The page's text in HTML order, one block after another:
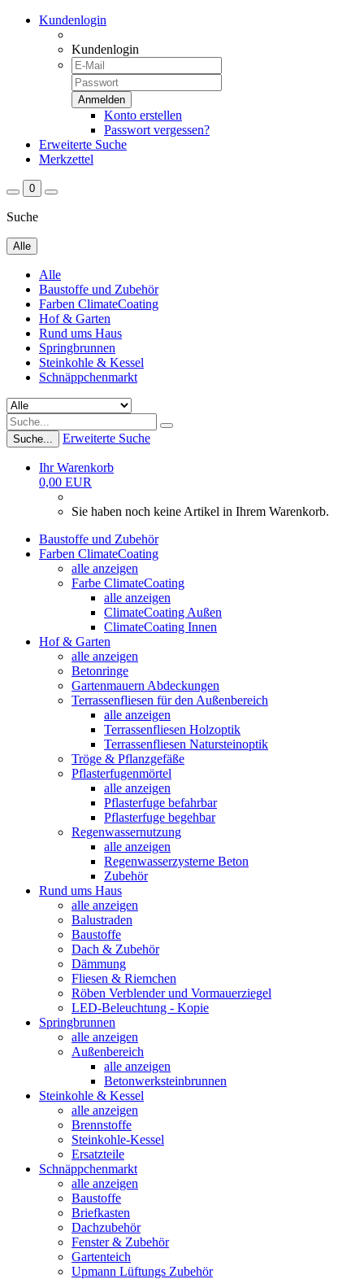
Kundenlogin
Kundenlogin
Konto erstellen
Passwort vergessen?
Erweiterte Suche
Merkzettel
0
Suche
Alle
Alle
Baustoffe und Zubehör
Farben ClimateCoating
Hof & Garten
Rund ums Haus
Springbrunnen
Steinkohle & Kessel
Schnäppchenmarkt
Suche... Erweiterte Suche
Ihr Warenkorb
0,00 EUR
Sie haben noch keine Artikel in Ihrem Warenkorb.
Baustoffe und Zubehör
Farben ClimateCoating
alle anzeigen
Farbe ClimateCoating
alle anzeigen
ClimateCoating Außen
ClimateCoating Innen
Hof & Garten
alle anzeigen
Betonringe
Gartenmauern Abdeckungen
Terrassenfliesen für den Außenbereich
alle anzeigen
Terrassenfliesen Holzoptik
Terrassenfliesen Natursteinoptik
Tröge & Pflanzgefäße
Pflasterfugenmörtel
alle anzeigen
Pflasterfuge befahrbar
Pflasterfuge begehbar
Regenwassernutzung
alle anzeigen
Regenwasserzysterne Beton
Zubehör
Rund ums Haus
alle anzeigen
Balustraden
Baustoffe
Dach & Zubehör
Dämmung
Fliesen & Riemchen
Röben Verblender und Vormauerziegel
LED-Beleuchtung - Kopie
Springbrunnen
alle anzeigen
Außenbereich
alle anzeigen
Betonwerksteinbrunnen
Steinkohle & Kessel
alle anzeigen
Brennstoffe
Steinkohle-Kessel
Ersatzteile
Schnäppchenmarkt
alle anzeigen
Baustoffe
Briefkasten
Dachzubehör
Fenster & Zubehör
Gartenteich
Upmann Lüftungs Zubehör